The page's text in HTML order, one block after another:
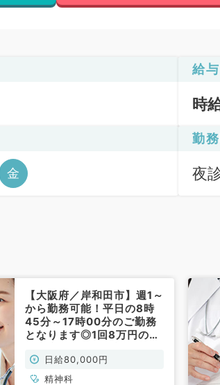
給与
時
金
勤
夜
【大阪府／岸和田市】週1～
から勤務可能！平日の8時
45分～17時00分のご勤務
となります◎1回8万円の外
常勤）日給80,000円
精神科